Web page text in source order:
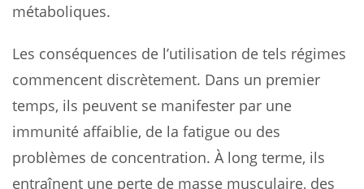
métaboliques.
Les conséquences de l’utilisation de tels régimes
commencent discrètement. Dans un premier
temps, ils peuvent se manifester par une
immunité affaiblie, de la fatigue ou des
problèmes de concentration. À long terme, ils
entraînent une perte de masse musculaire, des